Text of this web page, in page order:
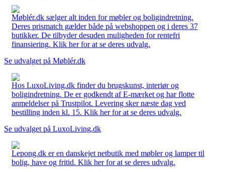
Møblér.dk sælger alt inden for møbler og boligindretning.
Deres prismatch gælder både på webshoppen og i deres 37
butikker. De tilbyder desuden muligheden for rentefri
finansiering. Klik her for at se deres udvalg.
Se udvalget på Møblér.dk
Hos LuxoLiving.dk finder du brugskunst, interiør og
boligindretning. De er godkendt af E-mærket og har flotte
anmeldelser på Trustpilot. Levering sker næste dag ved
bestilling inden kl. 15. Klik her for at se deres udvalg.
Se udvalget på LuxoLiving.dk
Lepong.dk er en danskejet netbutik med møbler og lamper til
bolig, have og fritid. Klik her for at se deres udvalg.